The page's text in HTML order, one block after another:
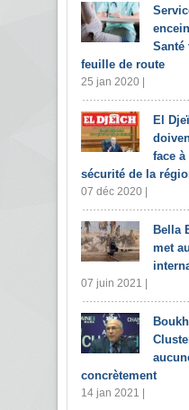
Santé
feuille de route
25 jan 2020 |
El
face
sécurité de la
07 déc 2020 |
Bella
met
07 juin 2021 |
concrètement
14 jan 2021 |